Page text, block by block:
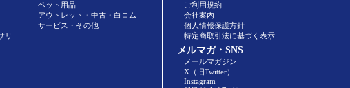
リ
ペット用品
アウトレット・中古・白ロム
サービス・その他
ご利用規約
会社案内
個人情報保護方針
特定商取引法に基づく表示
メルマガ・SNS
メールマガジン
X（旧Twitter）
Instagram